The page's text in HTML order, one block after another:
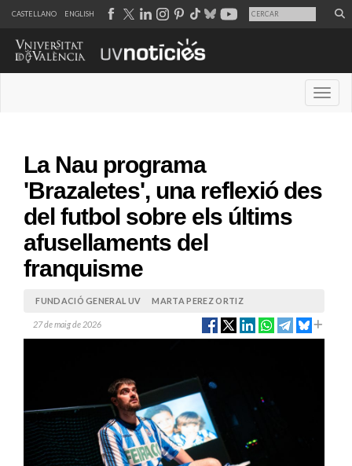
CASTELLANO ENGLISH
La Nau programa
'Brazaletes', una reflexió des
del futbol sobre els últims
afusellaments del
franquisme
FUNDACIÓ GENERAL UV MARTA PEREZ ORTIZ
27 de maig de 2026